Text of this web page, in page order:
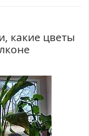
какие цветы